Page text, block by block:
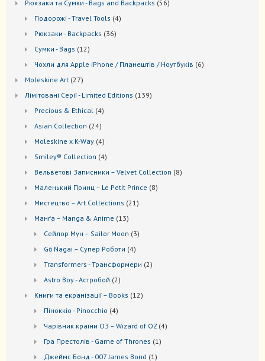
Рюкзаки та Cумки - Bags and Backpacks 5656
Подорожі - Travel Tools 44
Рюкзаки - Backpacks 3636
Сумки - Bags 1212
Чохли для Apple iPhone / Планештів / Ноутбуків 66
Moleskine Art 2727
Лiмiтовані Серії - Limited Editions 139139
Precious & Ethical 44
Asian Collection 2424
Moleskine x K-Way 44
Smiley® Collection 44
Вельветові Записники – Velvet Collection 88
Маленький Принц – Le Petit Prince 88
Мистецтво – Art Collections 21 21
Манґа – Manga & Anime 1313
Сейлор Мун – Sailor Moon 33
Gō Nagai – Супер Роботи 44
Transformers - Трансформери 22
Astro Boy - Астробой 22
Книги та екранізації – Books 1212
Піноккіо - Pinocchio 44
Чарівник країни ОЗ – Wizard of OZ 44
Гра Престолів - Game of Thrones 1 1
Джеймс Бонд - 007 James Bond 1 1